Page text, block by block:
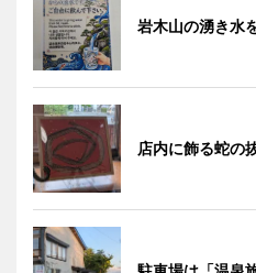
岩木山の湧き水
店内に飾る蛇の